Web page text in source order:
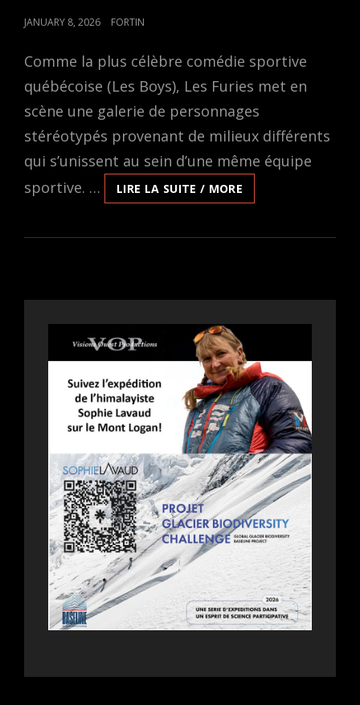
POSTED
JANUARY 8, 2026 FORTIN
Comme la plus célèbre comédie sportive
québécoise (Les Boys), Les Furies met en
scène une galerie de personnages
stéréotypés provenant de milieux différents
qui s’unissent au sein d’une même équipe
sportive. …
LIRE LA SUITE / MORE
À
LE
MÉLANIE
EST
LA
PREMIÈRE
COMÉDIE
SPORTIVE
QUÉBÉCOISE
AU
FÉMININ